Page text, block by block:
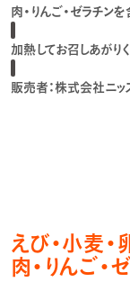
肉・りんご・ゼラチンを
加熱してお召しあがり
販売者：株式会社ニッ
えび・小麦・
肉・りんご・